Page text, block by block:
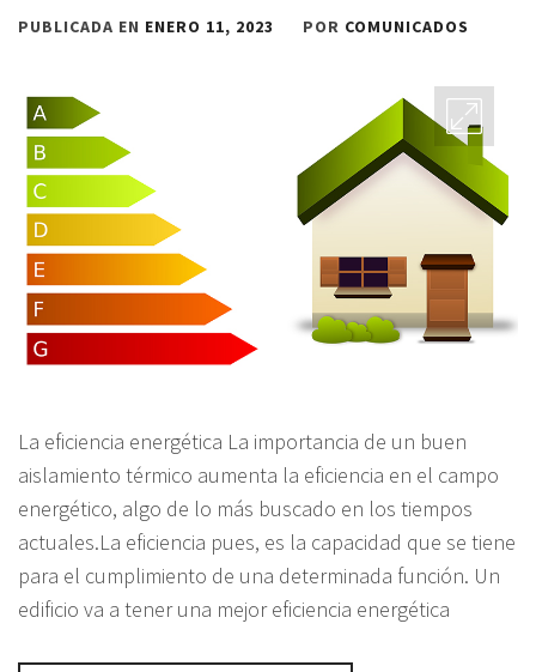
PUBLICADA EN ENERO 11, 2023 POR COMUNICADOS
La eficiencia energética La importancia de un buen
aislamiento térmico aumenta la eficiencia en el campo
energético, algo de lo más buscado en los tiempos
actuales.La eficiencia pues, es la capacidad que se tiene
para el cumplimiento de una determinada función. Un
edificio va a tener una mejor eficiencia energética